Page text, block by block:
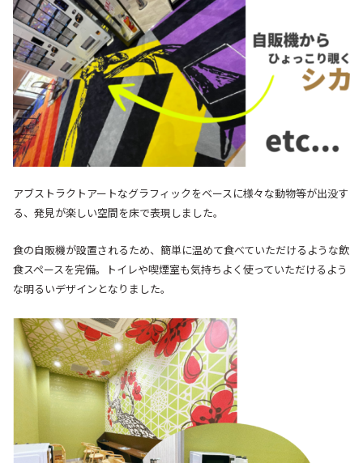
アブストラクトアートなグラフィックをベースに様々な動物等が出没す
る、発見が楽しい空間を床で表現しました。
食の自販機が設置されるため、簡単に温めて食べていただけるような飲
食スペースを完備。
トイレや喫煙室も気持ちよく使っていただけるよう
な明るいデザインとなりました。